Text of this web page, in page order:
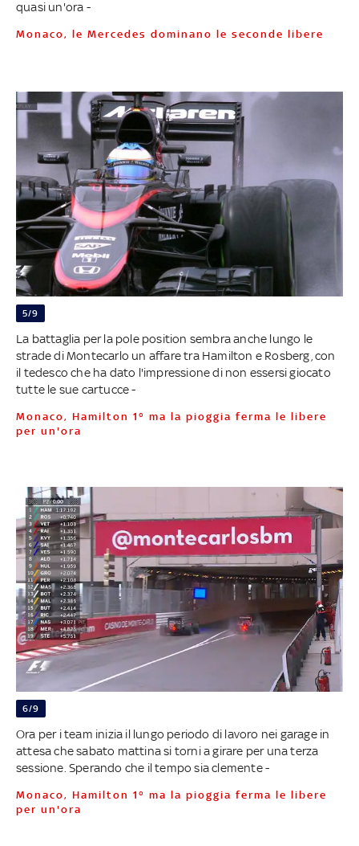
quasi un'ora -
Monaco, le Mercedes dominano le seconde libere
5/9
La battaglia per la pole position sembra anche lungo le
strade di Montecarlo un affare tra Hamilton e Rosberg, con
il tedesco che ha dato l'impressione di non essersi giocato
tutte le sue cartucce -
Monaco, Hamilton 1° ma la pioggia ferma le libere
per un'ora
6/9
Ora per i team inizia il lungo periodo di lavoro nei garage in
attesa che sabato mattina si torni a girare per una terza
sessione. Sperando che il tempo sia clemente -
Monaco, Hamilton 1° ma la pioggia ferma le libere
per un'ora